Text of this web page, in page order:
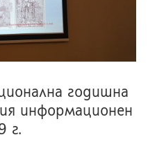
годишна
информационен
г.